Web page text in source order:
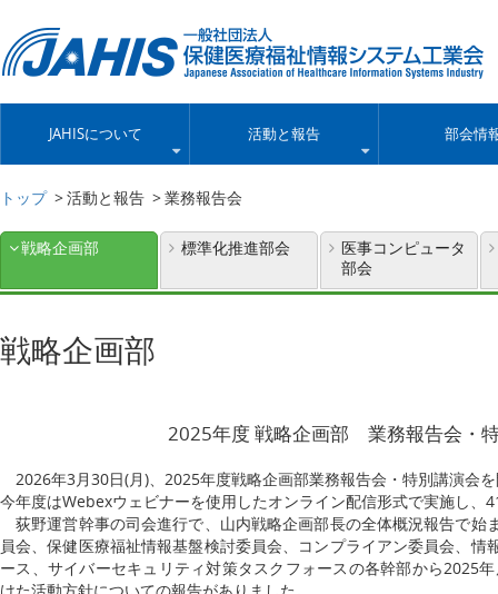
JAHISについて 活動と報告 部会情
トップ 活動と報告 業務報告会
戦略企画部 標準化推進部会
医事コンピュータ
部会
戦略企画部
2025年度 戦略企画部 業務報告会・
2026年3月30日(月)、2025年度戦略企画部業務報告会・特別講演会
今年度はWebexウェビナーを使用したオンライン配信形式で実施し、
荻野運営幹事の司会進行で、山内戦略企画部長の全体概況報告で始
員会、保健医療福祉情報基盤検討委員会、コンプライアン委員会、
ース、サイバーセキュリティ対策タスクフォースの各幹部から2025